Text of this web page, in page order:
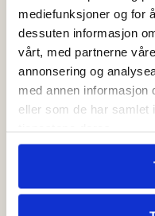
mediefunksjoner og for
dessuten informasjon
vårt, med partnerne
annonsering og
med annen informasjon
eller som de har samlet